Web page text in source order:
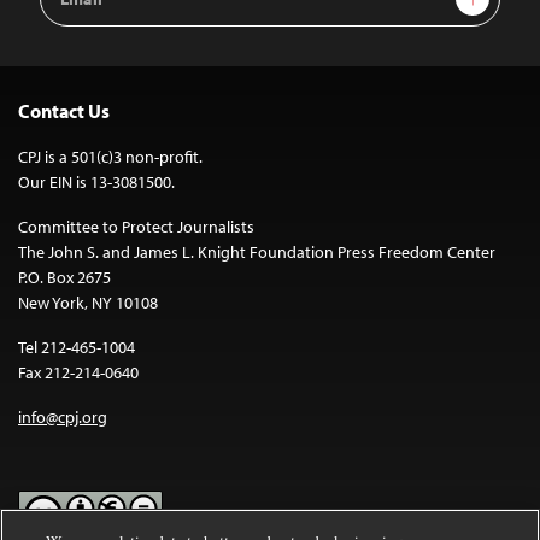
Address
Contact Us
CPJ is a 501(c)3 non-profit.
Our EIN is 13-3081500.
Committee to Protect Journalists
The John S. and James L. Knight Foundation Press Freedom Center
P.O. Box 2675
New York, NY 10108
Tel 212-465-1004
Fax 212-214-0640
info@cpj.org